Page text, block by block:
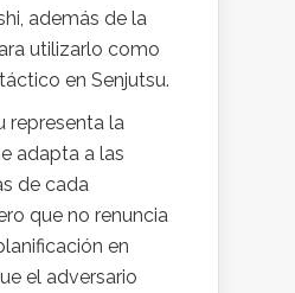
además de la
utilizarlo como
en Senjutsu.
representa la
adapta a las
de cada
que no renuncia
en
el adversario